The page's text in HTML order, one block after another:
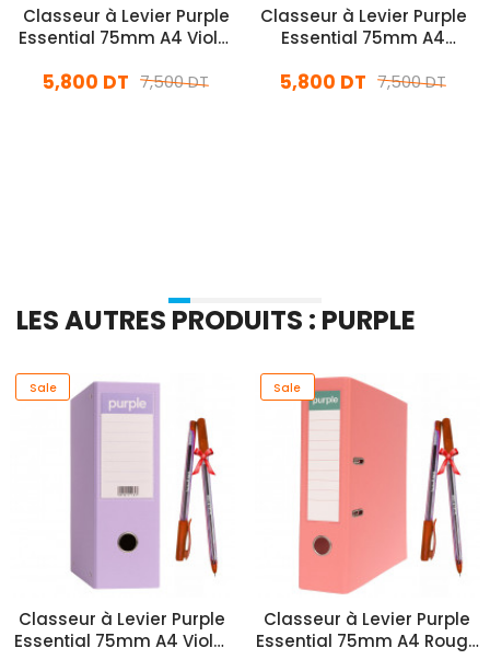
Classeur à Levier Purple
Essential 75mm A4 Violet
7,500 DT
5,800 DT
Classeur à Levier Purple
Essential 75mm A4
7,500 DT
5,800 DT
LES AUTRES PRODUITS : PURPLE
Sale
Classeur à Levier Purple
Essential 75mm A4 Violet
Sale
Classeur à Levier Purple
Essential 75mm A4 Rouge